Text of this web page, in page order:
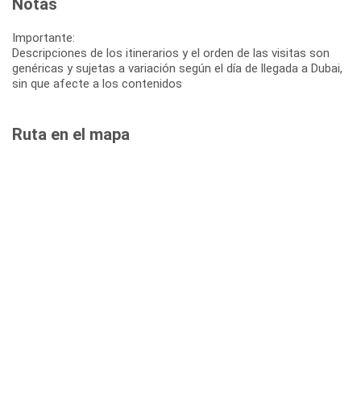
Importante:
Descripciones de los itinerarios y el orden de las visitas son
genéricas y sujetas a variación según el día de llegada a Dubai,
sin que afecte a los contenidos
Ruta en el mapa